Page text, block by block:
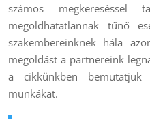
számos megkereséssel
megoldhatatlannak tűnő
szakembereinknek hála
megoldást a partnereink
a cikkünkben bemutatjuk
munkákat.